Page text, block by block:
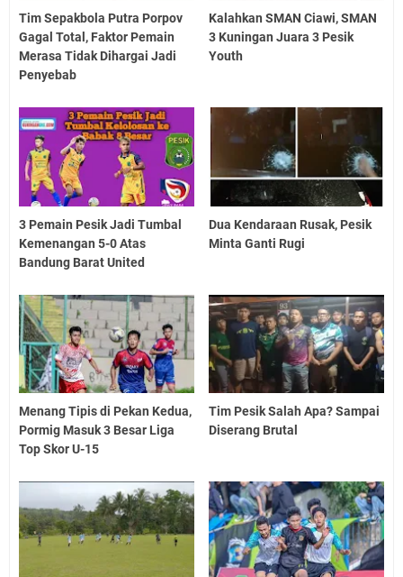
Tim Sepakbola Putra Porpov
Gagal Total, Faktor Pemain
Merasa Tidak Dihargai Jadi
Penyebab
Kalahkan SMAN Ciawi, SMAN
3 Kuningan Juara 3 Pesik
Youth
3 Pemain Pesik Jadi Tumbal
Kemenangan 5-0 Atas
Bandung Barat United
Dua Kendaraan Rusak, Pesik
Minta Ganti Rugi
Menang Tipis di Pekan Kedua,
Pormig Masuk 3 Besar Liga
Top Skor U-15
Tim Pesik Salah Apa? Sampai
Diserang Brutal